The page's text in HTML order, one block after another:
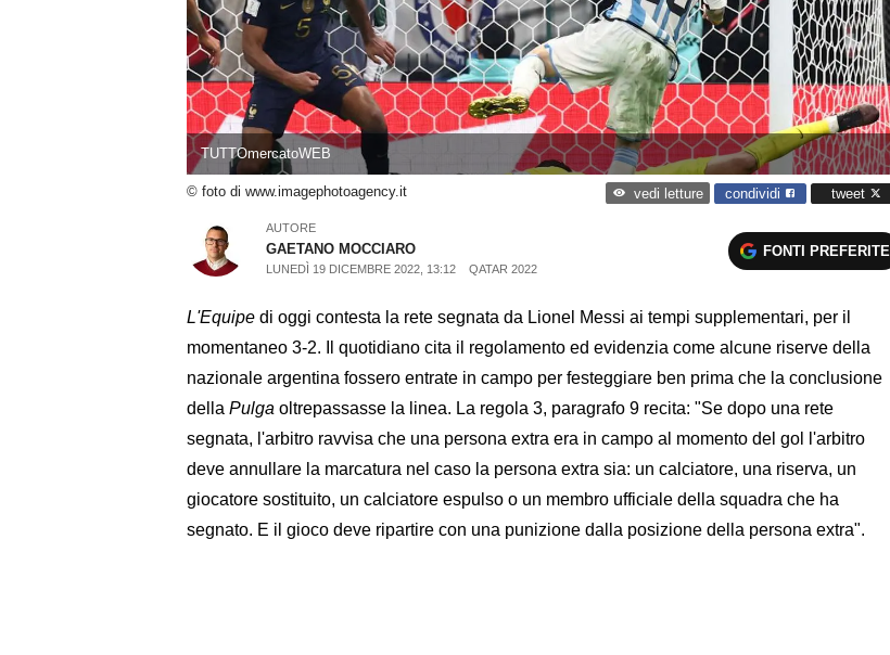
TUTTOmercatoWEB
© foto di www.imagephotoagency.it vedi letture condividi tweet
AUTORE
GAETANO MOCCIARO
LUNEDÌ 19 DICEMBRE 2022, 13:12 QATAR 2022
FONTI PREFERITE
L'Equipe di oggi contesta la rete segnata da Lionel Messi ai tempi supplementari, per il
momentaneo 3-2. Il quotidiano cita il regolamento ed evidenzia come alcune riserve della
nazionale argentina fossero entrate in campo per festeggiare ben prima che la conclusione
della Pulga oltrepassasse la linea. La regola 3, paragrafo 9 recita: "Se dopo una rete
segnata, l'arbitro ravvisa che una persona extra era in campo al momento del gol l'arbitro
deve annullare la marcatura nel caso la persona extra sia: un calciatore, una riserva, un
giocatore sostituito, un calciatore espulso o un membro ufficiale della squadra che ha
segnato. E il gioco deve ripartire con una punizione dalla posizione della persona extra".